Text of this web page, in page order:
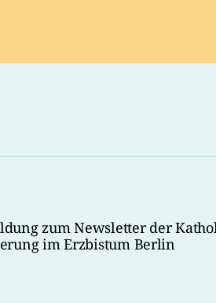
zum Newsletter der
im Erzbistum Berlin